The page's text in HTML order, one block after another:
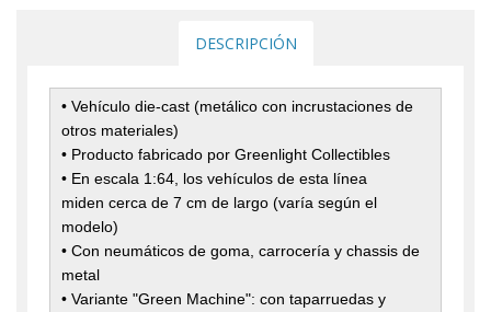
DESCRIPCIÓN
• Vehículo die-cast (metálico con incrustaciones de
otros materiales)
• Producto fabricado por Greenlight Collectibles
• En escala 1:64, los vehículos de esta línea
miden cerca de 7 cm de largo (varía según el
modelo)
• Con neumáticos de goma, carrocería y chassis de
metal
• Variante "Green Machine": con taparruedas y